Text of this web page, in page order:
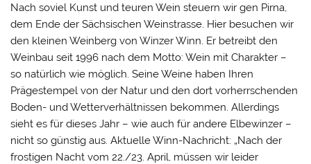
Nach soviel Kunst und teuren Wein steuern wir gen Pirna,
dem Ende der Sächsischen Weinstrasse. Hier besuchen wir
den kleinen Weinberg von Winzer Winn. Er betreibt den
Weinbau seit 1996 nach dem Motto: Wein mit Charakter –
so natürlich wie möglich. Seine Weine haben Ihren
Prägestempel von der Natur und den dort vorherrschenden
Boden- und Wetterverhältnissen bekommen. Allerdings
sieht es für dieses Jahr – wie auch für andere Elbewinzer –
nicht so günstig aus. Aktuelle Winn-Nachricht: „Nach der
frostigen Nacht vom 22./23. April, müssen wir leider